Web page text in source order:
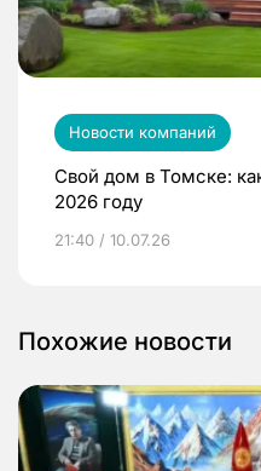
Новости компаний
Свой дом в Томске:
2026 году
21:40 / 10.07.26
Похожие новости